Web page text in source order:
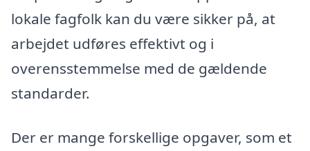
lokale fagfolk kan du være sikker på, at
arbejdet udføres effektivt og i
overensstemmelse med de gældende
standarder.
Der er mange forskellige opgaver, som et